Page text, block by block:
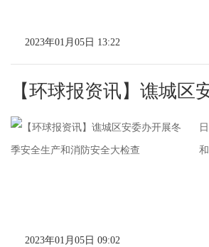
2023年01月05日 13:22
【环球报资讯】谯城
和
2023年01月05日 09:02